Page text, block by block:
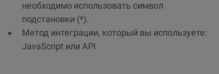
необходимо использовать символ
подстановки (*).
Метод интеграции, который вы используете:
JavaScript или API